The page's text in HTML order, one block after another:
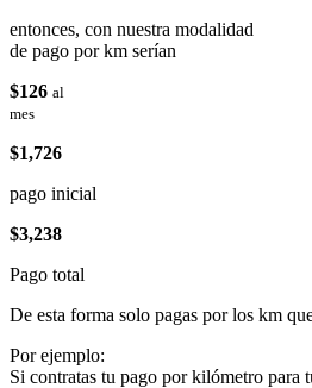
entonces, con nuestra modalidad
de pago por km serían
$126 al
mes
$1,726
pago inicial
$3,238
Pago total
De esta forma solo pagas por los km
Por ejemplo:
Si contratas tu pago por kilómetro para